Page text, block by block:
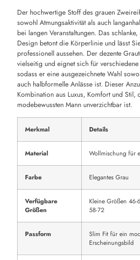
Der hochwertige Stoff des grauen
sowohl Atmungsaktivität als auch
bei langen Veranstaltungen. Das
Design betont die Körperlinie und lässt
professionell aussehen. Der dezente
vielseitig und eignet sich für verschiedene
sodass er eine ausgezeichnete Wahl
auch halbformelle Anlässe ist. Dieser
Kombination aus Luxus, Komfort und Stil,
modebewussten Mann unverzichtbar ist.
Merkmal Details
Material Wollmischung für
Farbe Elegantes Grau
Verfügbare
Größen
Kleine Größen
58-72
Passform
Slim Fit für ein
Erscheinungsbild